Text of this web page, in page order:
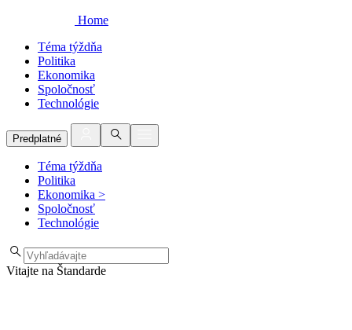
Home
Téma týždňa
Politika
Ekonomika
Spoločnosť
Technológie
Predplatné
Téma týždňa
Politika
Ekonomika >
Spoločnosť
Technológie
Vitajte na Štandarde